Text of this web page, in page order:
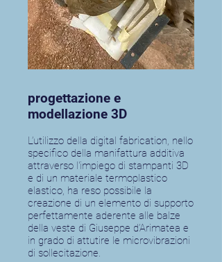
progettazione e
modellazione 3D
L’utilizzo della digital fabrication, nello
specifico della manifattura additiva
attraverso l'impiego di stampanti 3D
e di un materiale termoplastico
elastico, ha reso possibile la
creazione di un elemento di supporto
perfettamente aderente alle balze
della veste di Giuseppe d’Arimatea e
in grado di attutire le microvibrazioni
di sollecitazione.